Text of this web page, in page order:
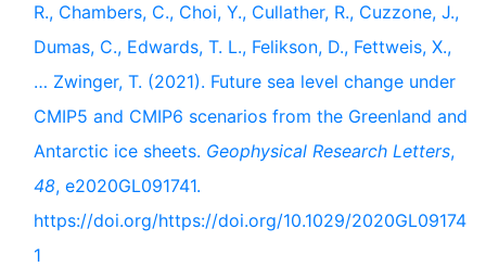
R., Chambers, C., Choi, Y., Cullather, R., Cuzzone, J.,
Dumas, C., Edwards, T. L., Felikson, D., Fettweis, X.,
… Zwinger, T. (2021). Future sea level change under
CMIP5 and CMIP6 scenarios from the Greenland and
Antarctic ice sheets. Geophysical Research Letters,
48, e2020GL091741.
https://doi.org/https://doi.org/10.1029/2020GL09174
1